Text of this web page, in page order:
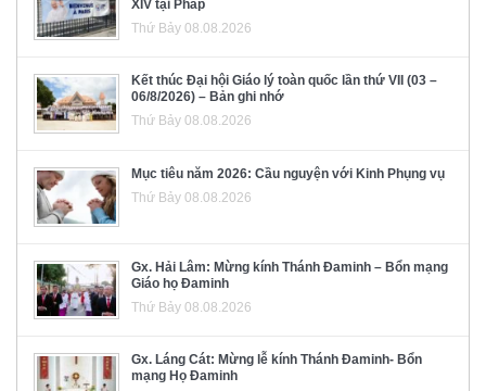
XIV tại Pháp
Thứ Bảy 08.08.2026
Kết thúc Đại hội Giáo lý toàn quốc lần thứ VII (03 –
06/8/2026) – Bản ghi nhớ
Thứ Bảy 08.08.2026
Mục tiêu năm 2026: Cầu nguyện với Kinh Phụng vụ
Thứ Bảy 08.08.2026
Gx. Hải Lâm: Mừng kính Thánh Đaminh – Bổn mạng
Giáo họ Đaminh
Thứ Bảy 08.08.2026
Gx. Láng Cát: Mừng lễ kính Thánh Đaminh- Bổn
mạng Họ Đaminh